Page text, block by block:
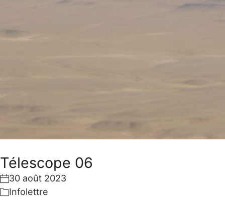
Télescope 06
30 août 2023
Infolettre